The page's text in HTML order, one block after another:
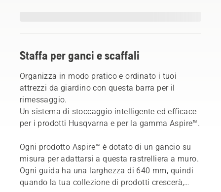
Staffa per ganci e scaffali
Organizza in modo pratico e ordinato i tuoi
attrezzi da giardino con questa barra per il
rimessaggio.
Un sistema di stoccaggio intelligente ed efficace
per i prodotti Husqvarna e per la gamma Aspire™.
Ogni prodotto Aspire™ è dotato di un gancio su
misura per adattarsi a questa rastrelliera a muro.
Ogni guida ha una larghezza di 640 mm, quindi
quando la tua collezione di prodotti crescerà,